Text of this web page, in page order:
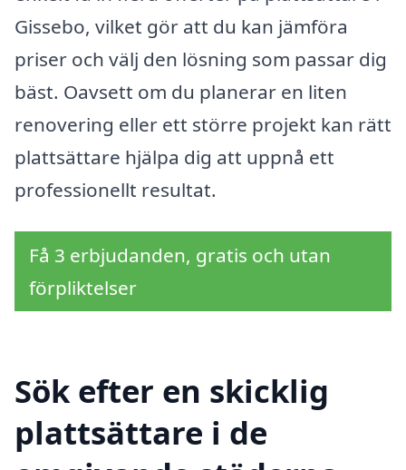
Gissebo, vilket gör att du kan jämföra
priser och välj den lösning som passar dig
bäst. Oavsett om du planerar en liten
renovering eller ett större projekt kan rätt
plattsättare hjälpa dig att uppnå ett
professionellt resultat.
Få 3 erbjudanden, gratis och utan
förpliktelser
Sök efter en skicklig
plattsättare i de